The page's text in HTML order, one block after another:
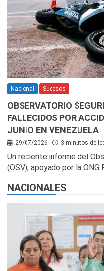
Nacional Sucesos
OBSERVATORIO
FALLECIDOS POR
JUNIO EN VENEZUELA
29/07/2026 3 minutos de
Un reciente informe del
(OSV), apoyado por la ONG
NACIONALES